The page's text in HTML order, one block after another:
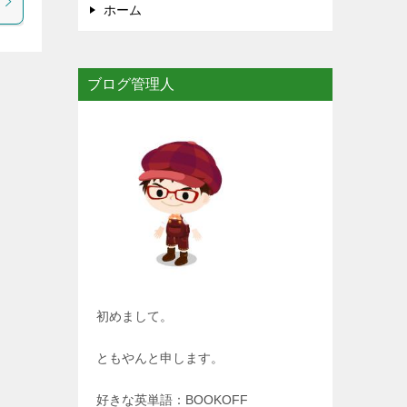
ホーム
ブログ管理人
初めまして。
ともやんと申します。
好きな英単語：BOOKOFF